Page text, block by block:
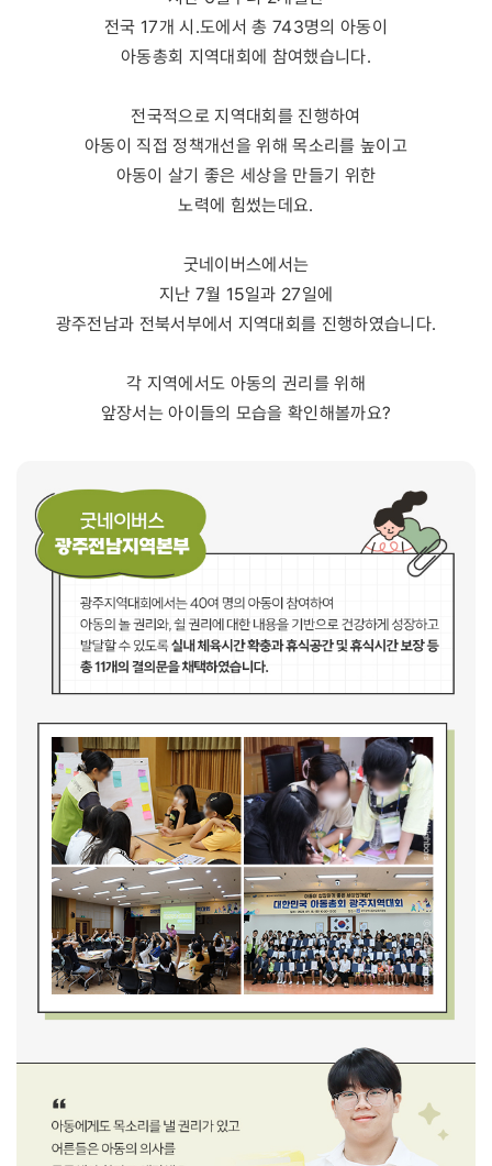
전국 17개 시.도에서 총 743명의 아동이
아동총회 지역대회에 참여했습니다.
전국적으로 지역대회를 진행하여
아동이 직접 정책개선을 위해 목소리를 높이고
아동이 살기 좋은 세상을 만들기 위한
노력에 힘썼는데요.
굿네이버스에서는
지난 7월 15일과 27일에
광주전남과 전북서부에서 지역대회를 진행하였습니다.
각 지역에서도 아동의 권리를 위해
앞장서는 아이들의 모습을 확인해볼까요?